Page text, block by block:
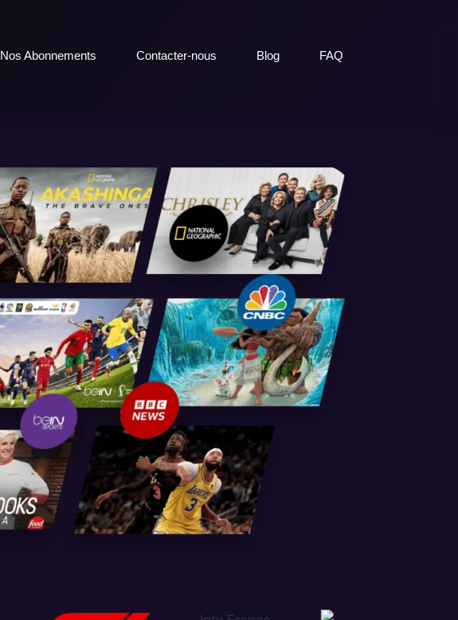
Nos Abonnements Contacter-nous Blog FAQ